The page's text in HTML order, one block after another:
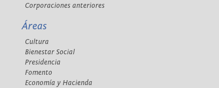
Corporaciones anteriores
Áreas
Cultura
Bienestar Social
Presidencia
Fomento
Economía y Hacienda